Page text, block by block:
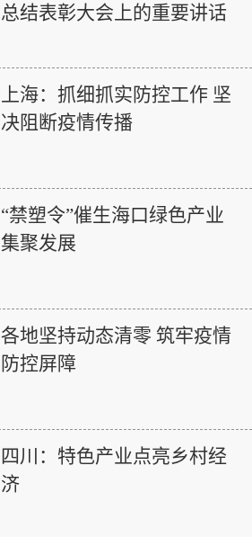
总结表彰大会上的重要讲话
上海：抓细抓实防控工作 坚
决阻断疫情传播
“禁塑令”催生海口绿色产业
集聚发展
各地坚持动态清零 筑牢疫情
防控屏障
四川：特色产业点亮乡村经
济